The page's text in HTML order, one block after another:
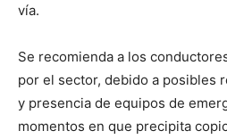
vía.
Se recomienda a los
por el sector, debido a posibles
y presencia de equipos de
momentos en que precipita